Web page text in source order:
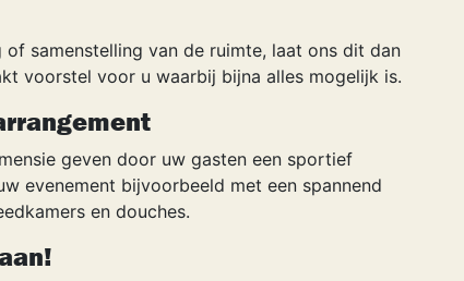
samenstelling van de ruimte, laat ons dit dan
voorstel voor u waarbij bijna alles mogelijk is.
geven door uw gasten een sportief
evenement bijvoorbeeld met een spannend
en douches.